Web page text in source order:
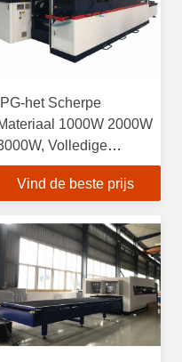
IPG-het Scherpe
1000W 2000W
Volledige
1500mm
Breedte 3000mm van de
Vind de beste prijs